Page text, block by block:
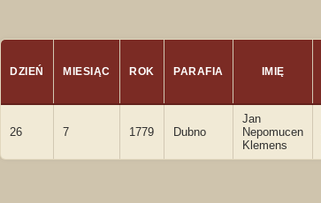
DZIEŃ MIESIĄC ROK PARAFIA IMIĘ
26 7 1779 Dubno
Jan
Nepomucen
Klemens